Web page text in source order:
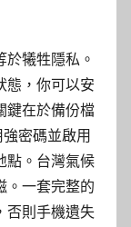
犧牲隱私。
態，你可以安
鍵在於備份檔
密碼並啟用
點。台灣氣候
。一套完整的
否則手機遺失